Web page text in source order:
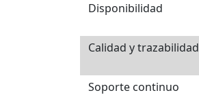
Disponibilidad
Calidad y trazabilidad
Soporte continuo